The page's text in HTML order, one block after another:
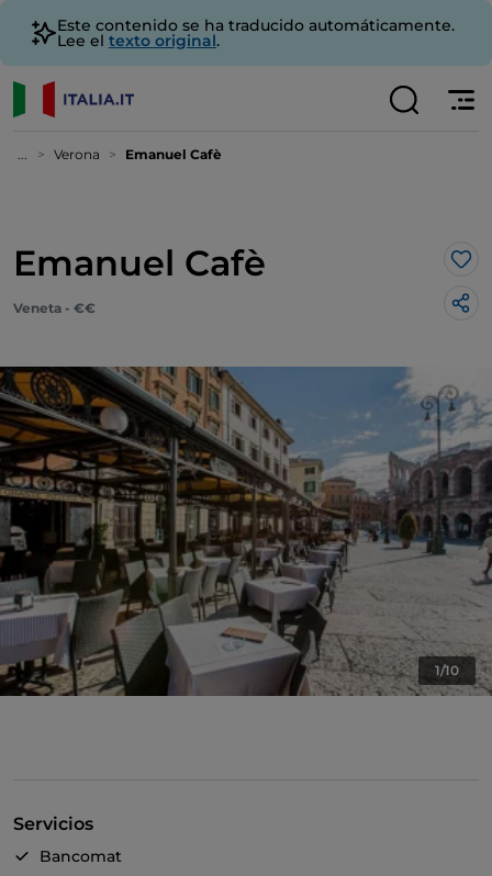
Este contenido se ha traducido automáticamente.
Lee el texto original.
... Verona Emanuel Cafè
Emanuel Cafè Me
Veneta - €€
1/10
Servicios
Bancomat